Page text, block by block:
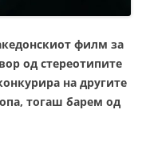
филм за
од стереотипите
на другите
тогаш барем од